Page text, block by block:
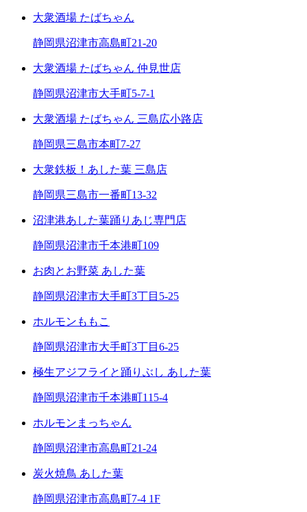
大衆酒場 たばちゃん
静岡県沼津市高島町21-20
大衆酒場 たばちゃん 仲見世店
静岡県沼津市大手町5-7-1
大衆酒場 たばちゃん 三島広小路店
静岡県三島市本町7-27
大衆鉄板！あした葉 三島店
静岡県三島市一番町13-32
沼津港あした葉踊りあじ専門店
静岡県沼津市千本港町109
お肉とお野菜 あした葉
静岡県沼津市大手町3丁目5-25
ホルモンももこ
静岡県沼津市大手町3丁目6-25
極生アジフライと踊りぶし あした葉
静岡県沼津市千本港町115-4
ホルモンまっちゃん
静岡県沼津市高島町21-24
炭火焼鳥 あした葉
静岡県沼津市高島町7-4 1F